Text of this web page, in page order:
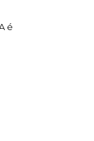
é